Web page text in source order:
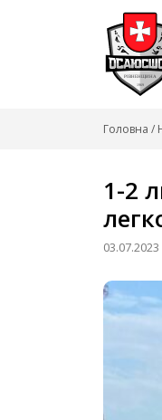
Головна /
1-2
03.07.2023